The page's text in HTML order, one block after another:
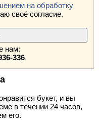
на обработку
своё согласие.
нам:
336
букет, и вы
в течении 24 часов,
его.